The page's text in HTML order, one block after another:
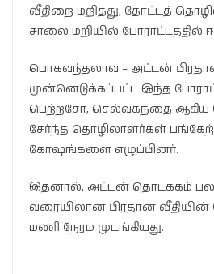
வீதிறை மறித்து, தோட்டத்
சாலை மறியில் போராட்டத்தில்
பொகவந்தலாவ – அட்டன்
முன்னெடுக்கப்பட்ட இந்த
பெற்றசோ, செல்வகந்தை
சேர்ந்த தொழிலாளர்கள்
கோஷங்களை எழுப்பினர்.
இதனால், அட்டன் தொடக்கம்
வரையிலான பிரதான வீதியின்
மணி நேரம் முடங்கியது.